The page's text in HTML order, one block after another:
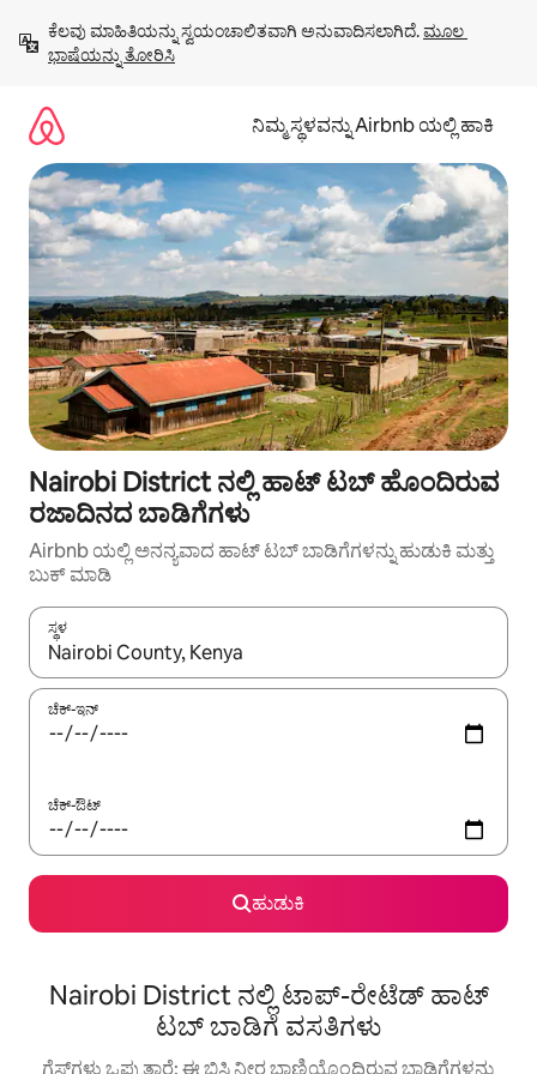
ಹೋಗಿ
ಕೆಲವು ಮಾಹಿತಿಯನ್ನು ಸ್ವಯಂಚಾಲಿತವಾಗಿ ಅನುವಾದಿಸಲಾಗಿದೆ. ಮೂಲ
ಭಾಷೆಯನ್ನು ತೋರಿಸಿ
ನಿಮ್ಮ ಸ್ಥಳವನ್ನು Airbnb ಯಲ್ಲಿ ಹಾಕಿ
Nairobi District ನಲ್ಲಿ ಹಾಟ್ ಟಬ್ ಹೊಂದಿರುವ
ರಜಾದಿನದ ಬಾಡಿಗೆಗಳು
Airbnb ಯಲ್ಲಿ ಅನನ್ಯವಾದ ಹಾಟ್ ‌ಟಬ್ ಬಾಡಿಗೆಗಳನ್ನು ಹುಡುಕಿ ಮತ್ತು
ಬುಕ್ ಮಾಡಿ
ಸ್ಥಳ
ಫಲಿತಾಂಶಗಳು ಲಭ್ಯವಿರುವಾಗ, ಅಪ್ ಮತ್ತು ಡೌನ್ ಬಾಣದ ಕೀಲಿಗಳೊಂದಿಗೆ
ಚೆಕ್-ಇನ್
ಚೆಕ್-ಔಟ್
ಹುಡುಕಿ
Nairobi District ನಲ್ಲಿ ಟಾಪ್-ರೇಟೆಡ್ ಹಾಟ್
ಟಬ್ ಬಾಡಿಗೆ ವಸತಿಗಳು
ಗೆಸ್ಟ್‌ಗಳು ಒಪ್ಪುತ್ತಾರೆ: ಈ ಬಿಸಿ ನೀರ ಬಾಣಿಯೊಂದಿರುವ ಬಾಡಿಗೆಗಳನ್ನು